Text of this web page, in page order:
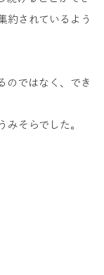
約されているよう
のではなく、でき
みそらでした。